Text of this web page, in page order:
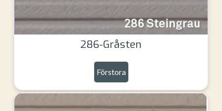
286-Gråsten
Förstora